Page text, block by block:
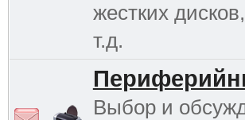
жестких
т.д.
Выбор и